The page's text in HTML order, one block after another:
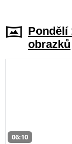
Pondělí
obrazků
06:10